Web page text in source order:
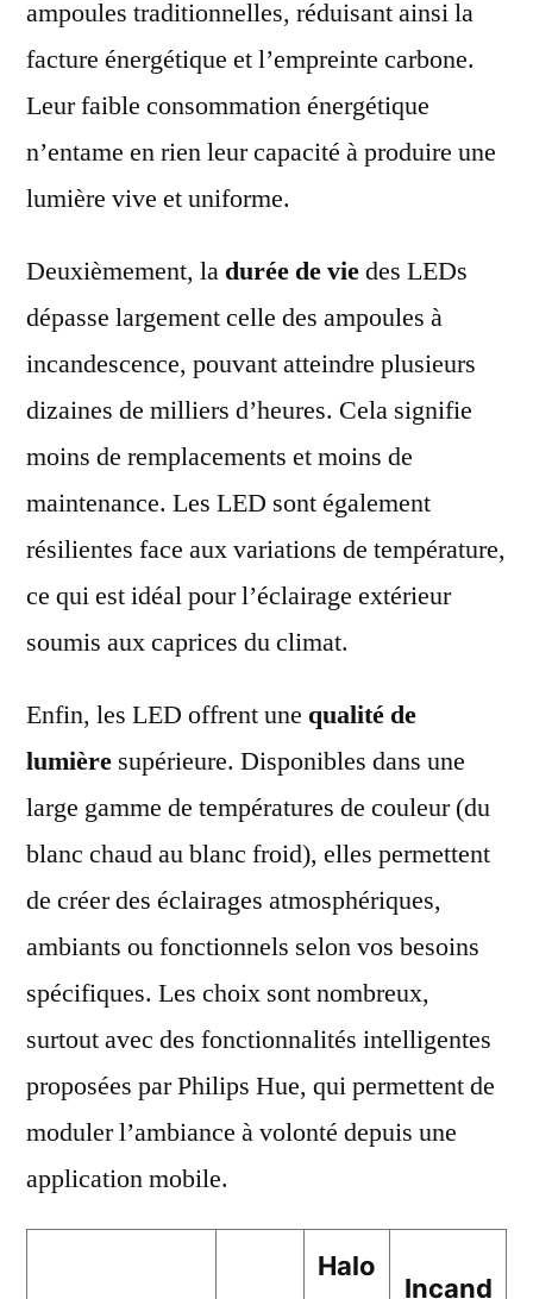
ampoules traditionnelles, réduisant ainsi la
facture énergétique et l’empreinte carbone.
Leur faible consommation énergétique
n’entame en rien leur capacité à produire une
lumière vive et uniforme.
Deuxièmement, la durée de viedes LEDs
dépasse largement celle des ampoules à
incandescence, pouvant atteindre plusieurs
dizaines de milliers d’heures. Cela signifie
moins de remplacements et moins de
maintenance. Les LED sont également
résilientes face aux variations de température,
ce qui est idéal pour l’éclairage extérieur
soumis aux caprices du climat.
Enfin, les LED offrent une qualité de
lumière supérieure. Disponibles dans une
large gamme de températures de couleur (du
blanc chaud au blanc froid), elles permettent
de créer des éclairages atmosphériques,
ambiants ou fonctionnels selon vos besoins
spécifiques. Les choix sont nombreux,
surtout avec des fonctionnalités intelligentes
proposées par Philips Hue, qui permettent de
moduler l’ambiance à volonté depuis une
application mobile.
Halo
Incand